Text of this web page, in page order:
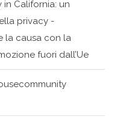
fuori dall’Ue
nazionale
informatici